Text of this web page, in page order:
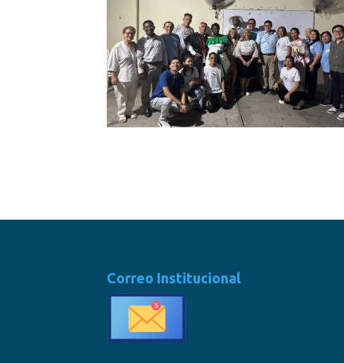
Correo Institucional